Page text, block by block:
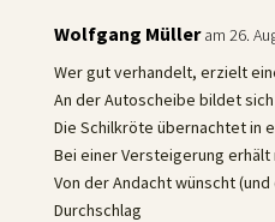
Wolfgang Müller am 26.
Wer gut verhandelt, erzielt
An der Autoscheibe bildet
Die Schilkröte übernachtet in
Bei einer Versteigerung erhält
Von der Andacht wünscht
Durchschlag